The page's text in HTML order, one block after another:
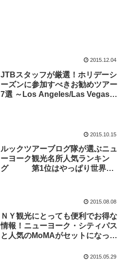
2015.12.04
JTBスタッフが厳選！ホリデーシ
ーズンに参加すべきお勧めツアー
7選 ～Los Angeles/Las Vegas編
2015.10.15
ルックツアーブログ隊が選ぶニュ
ーヨーク観光名所人気ランキン
グ 第1位はやっぱり世界遺
2015.08.08
ＮＹ観光にとっても便利でお得な
情報！ニューヨーク・シティパス
と人気のMoMAがセットになった
2015.05.29